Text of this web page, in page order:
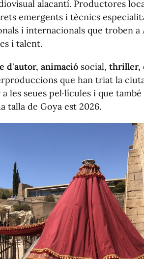
alacantí. Productores
emergents i tècnics
i internacionals que troben a
i talent.
d'autor, animació social, thriller,
que han triat la
les seues pel·lícules i que
talla de Goya est 2026.